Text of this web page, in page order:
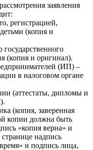
заявления
регистрацией,
(копия и
государственного
(копия и оригинал).
(ИП) –
в налоговом органе
(аттестаты, дипломы и
(копия, заверенная
копии должна быть
«копия верна» и
надпись
и подпись лица,